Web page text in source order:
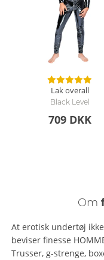
Lak overall
Black Level
709 DKK
Om
At erotisk undertøj
beviser finesse
Trusser, g-strenge,